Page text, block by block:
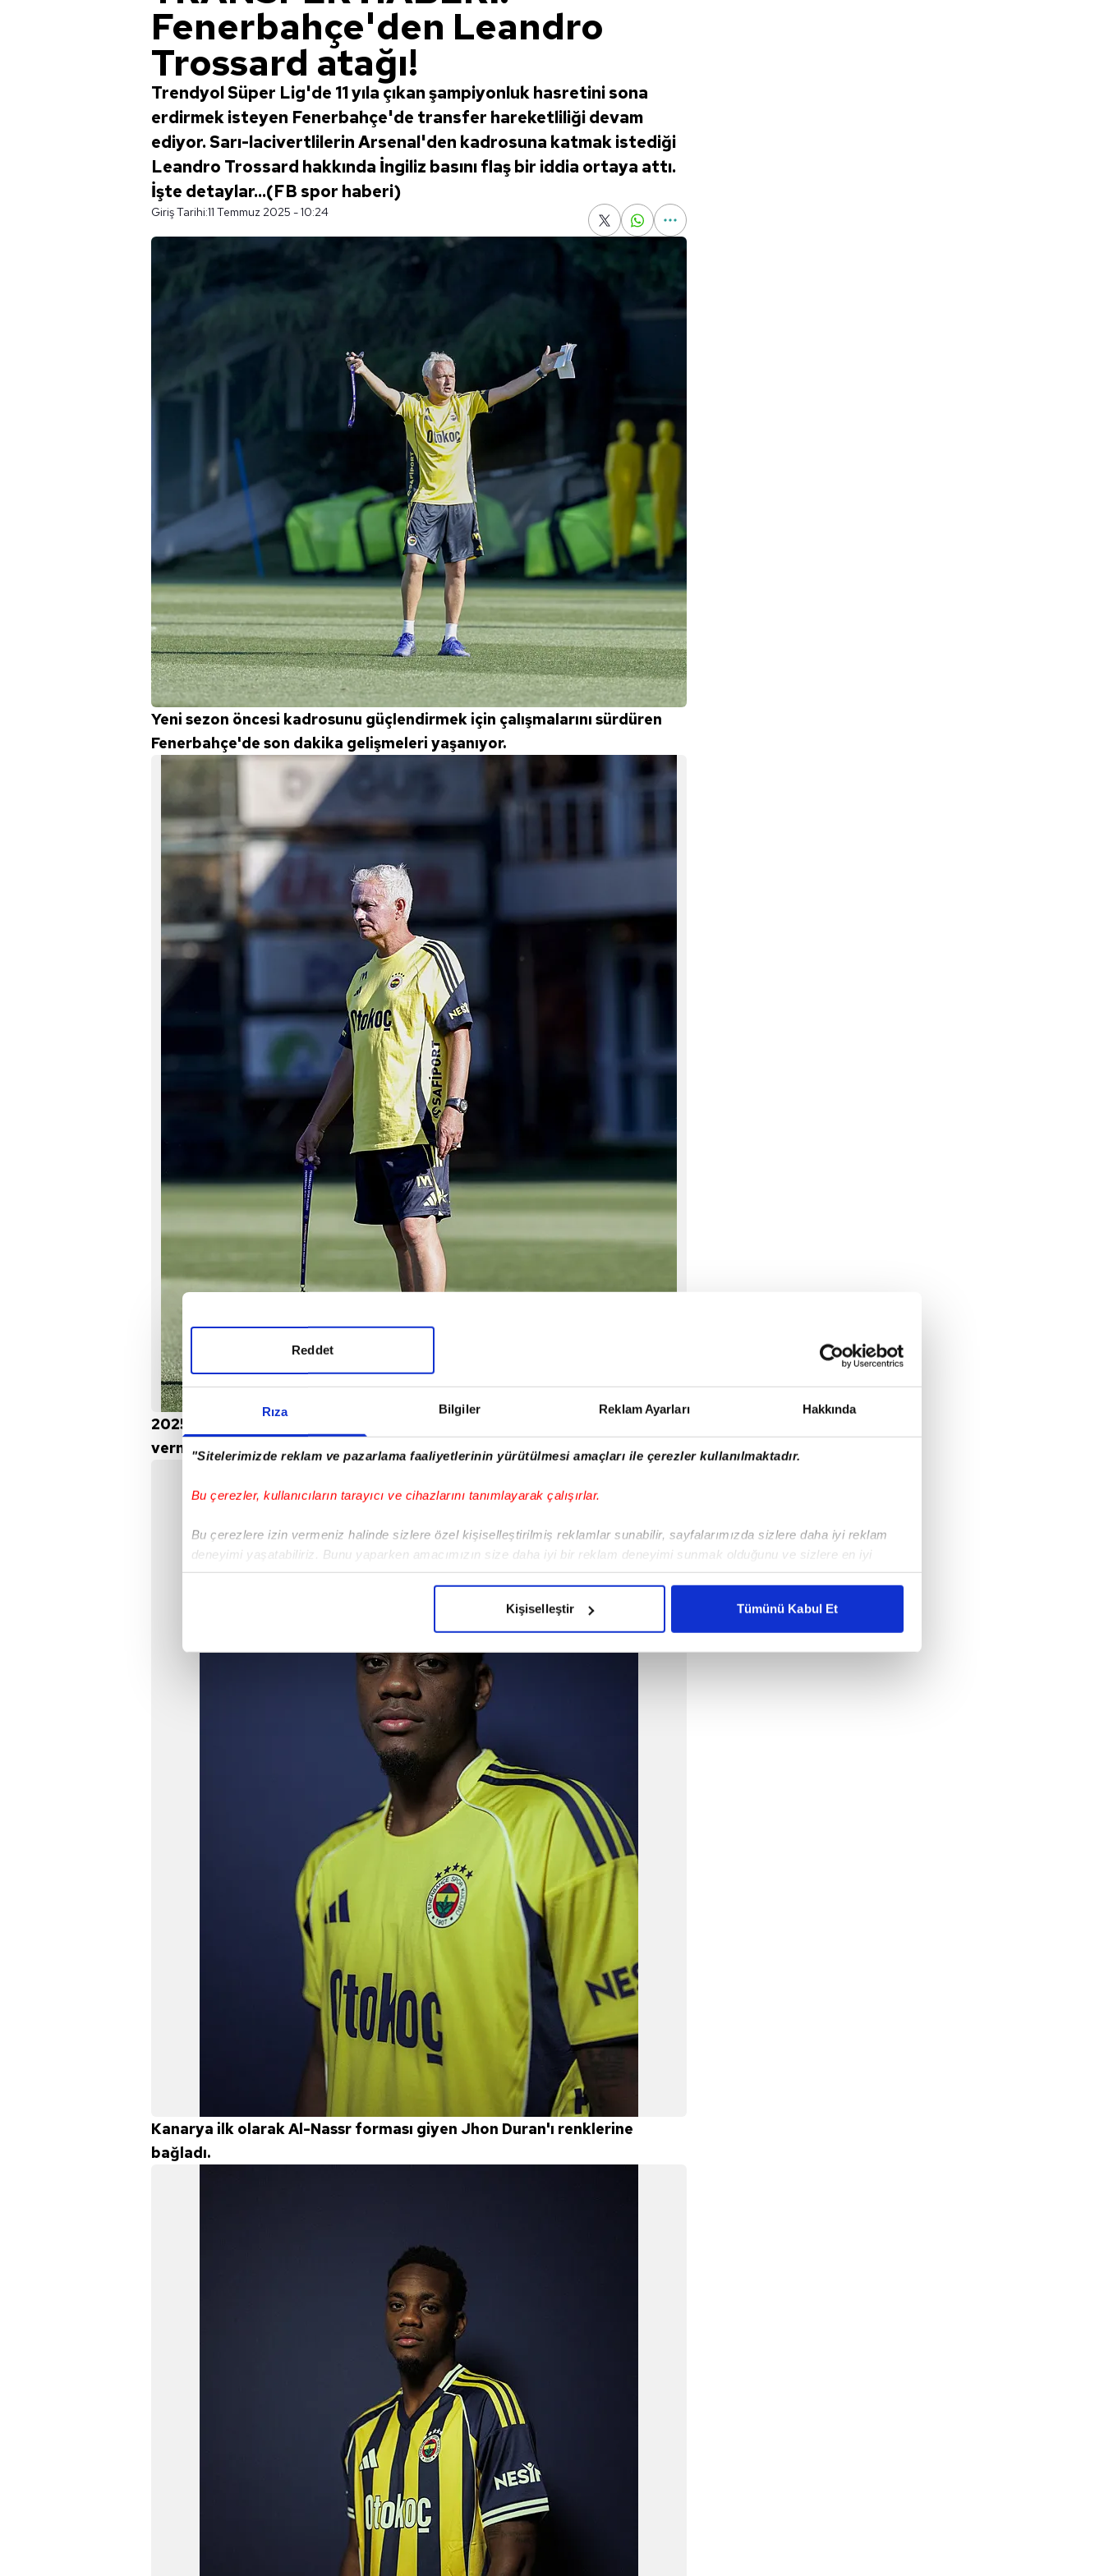
Rıza Bilgiler Reklam Ayarları Hakkında
"Sitelerimizde reklam ve pazarlama faaliyetlerinin yürütülmesi amaçları ile çerezler kullanılmaktadır.
Bu çerezler, kullanıcıların tarayıcı ve cihazlarını tanımlayarak çalışırlar.
Bu çerezlere izin vermeniz halinde sizlere özel kişiselleştirilmiş reklamlar sunabilir, sayfalarımızda sizlere daha iyi reklam
deneyimi yaşatabiliriz. Bunu yaparken amacımızın size daha iyi bir reklam deneyimi sunmak olduğunu ve sizlere en iyi
içerikleri sunabilmek adına elimizden gelen çabayı gösterdiğimizi ve bu noktada, reklamların maliyetlerimizi karşılamak
Her halükârda, kullanıcılar, bu çerezlere izin vermedikleri takdirde, kullanıcılara hedefli reklamlar gösterilmeyecektir."
Sizlere daha iyi bir hizmet sunabilmek için İnternet Sitemizde kendimize ve üçüncü kişilere ait çerezler kullanılmaktadır. Bu
çerezler vasıtasıyla çeşitli kişisel verileriniz işlenmekte olup gerekli olan çerezler bilgi toplumu hizmetlerinin sunulması
amacıyla kullanılmaktadır. Diğer çerezler, sitemizin daha işlevsel kılınması ve kişiselleştirilmesi ve sizlere yönelik
reklam/pazarlama faaliyetlerinin yapılması, amaçlarıyla sınırlı olarak açık rızanız dahilinde kullanılacaktır.
Çerezlere ilişkin tercihlerinizi aşağıda yer alan panel vasıtasıyla belirleyebilirsiniz. Çerezlere ilişkin detaylı bilgi için Ayarlar
Çerez Bilgilendirme Metnimiziziyaret edebilirsiniz.
6698 sayılı Kişisel Verilerin Korunması Kanunu uyarınca hazırlanmış Aydınlatma Metnimizi okumak ve sitemizde ilgili
mevzuata uygun olarak kullanılan çerezlerle ilgili bilgi almak için lütfentıklayınız
Reddet
Kişiselleştir Tümünü Kabul Et
Fenerbahçe'den Leandro
Trossard atağı!
Trendyol Süper Lig'de 11 yıla çıkan şampiyonluk hasretini sona
erdirmek isteyen Fenerbahçe'de transfer hareketliliği devam
ediyor. Sarı-lacivertlilerin Arsenal'den kadrosuna katmak istediği
Leandro Trossard hakkında İngiliz basını flaş bir iddia ortaya attı.
İşte detaylar...(FB spor haberi)
Giriş Tarihi:11 Temmuz 2025 - 10:24
Yeni sezon öncesi kadrosunu güçlendirmek için çalışmalarını sürdüren
Fenerbahçe'de son dakika gelişmeleri yaşanıyor.
2025/26 sezonunu zirvede tamamlayarak şampiyonluk hasretine son
vermek isteyen sarı-lacivertliler, transferde gaza bastı.
Kanarya ilk olarak Al-Nassr forması giyen Jhon Duran'ı renklerine
bağladı.